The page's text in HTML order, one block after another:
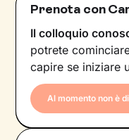
Prenota con
Il colloquio
potrete
capire se iniziare
Al momento non è